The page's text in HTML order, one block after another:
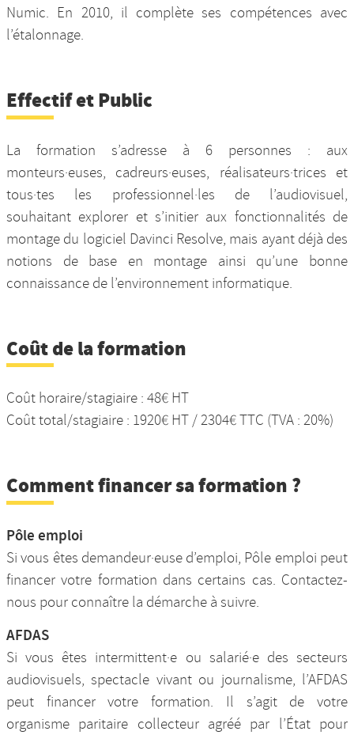
Numic. En 2010, il complète ses compétences avec
l’étalonnage.
Effectif et Public
La formation s’adresse à 6 personnes : aux
monteurs·euses, cadreurs·euses, réalisateurs·trices et
tous·tes les professionnel·les de l’audiovisuel,
souhaitant explorer et s’initier aux fonctionnalités de
montage du logiciel Davinci Resolve, mais ayant déjà des
notions de base en montage ainsi qu’une bonne
connaissance de l’environnement informatique.
Coût de la formation
Coût horaire/stagiaire : 48€ HT
Coût total/stagiaire : 1920€ HT / 2304€ TTC (TVA : 20%)
Comment financer sa formation ?
Pôle emploi
Si vous êtes demandeur·euse d’emploi, Pôle emploi peut
financer votre formation dans certains cas. Contactez-
nous pour connaître la démarche à suivre.
AFDAS
Si vous êtes intermittent·e ou salarié·e des secteurs
audiovisuels, spectacle vivant ou journalisme, l’AFDAS
peut financer votre formation. Il s’agit de votre
organisme paritaire collecteur agréé par l’État pour